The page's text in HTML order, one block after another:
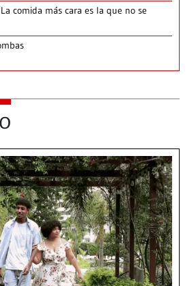
comida más cara es la que no se